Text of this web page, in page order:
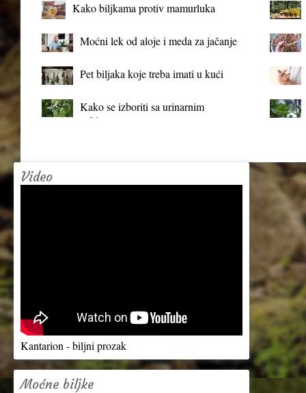
Kako biljkama protiv mamurluka
Moćni lek od aloje i meda za jačanje
Pet biljaka koje treba imati u kući
Kako se izboriti sa urinarnim
infekcijama?
Video
Kantarion - biljni prozak
Moćne biljke